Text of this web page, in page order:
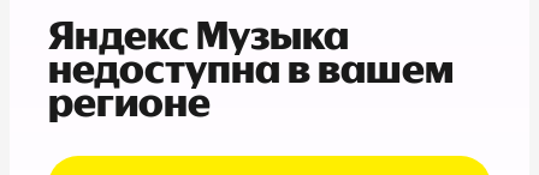
Яндекс Музыка
недоступна в вашем
регионе